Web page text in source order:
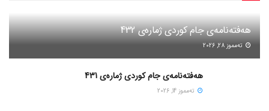
هەفتەنامەی جام کوردی ژمارەی 432
ته‌مموز 28, 2026
هەفتەنامەی جام کوردی ژمارەی 431
ته‌مموز 14, 2026